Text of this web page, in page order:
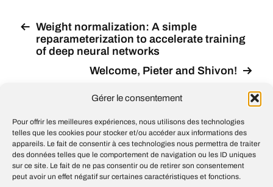
Gérer le consentement
Pour offrir les meilleures expériences, nous utilisons des technologies
telles que les cookies pour stocker et/ou accéder aux informations des
appareils. Le fait de consentir à ces technologies nous permettra de traiter
des données telles que le comportement de navigation ou les ID uniques
sur ce site. Le fait de ne pas consentir ou de retirer son consentement
peut avoir un effet négatif sur certaines caractéristiques et fonctions.
Weight normalization: A simple
reparameterization to accelerate training
of deep neural networks
Welcome, Pieter and Shivon!
© 2026Open IA
DesignJean-Louis Maso